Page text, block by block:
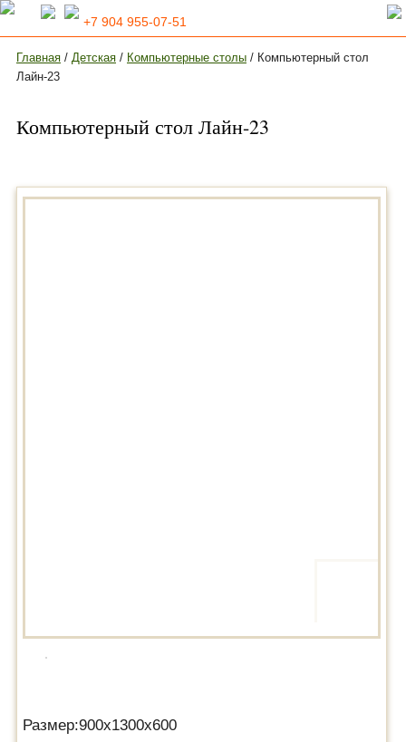
+7 904 955-07-51
Главная / Детская / Компьютерные столы / Компьютерный стол
Лайн-23
Компьютерный стол Лайн-23
Размер:900х1300х600